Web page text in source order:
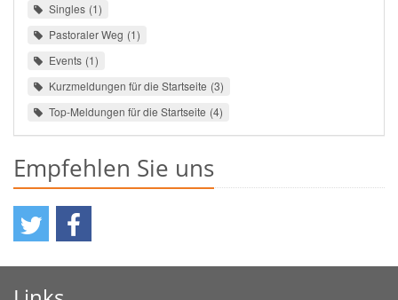
Singles 1
Pastoraler Weg 1
Events 1
Kurzmeldungen für die Startseite 3
Top-Meldungen für die Startseite 4
Empfehlen Sie uns